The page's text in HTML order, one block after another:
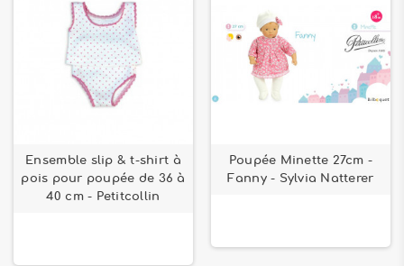
Ensemble slip & t-shirt à
pois pour poupée de 36 à
40 cm - Petitcollin
Poupée Minette 27cm -
Fanny - Sylvia Natterer